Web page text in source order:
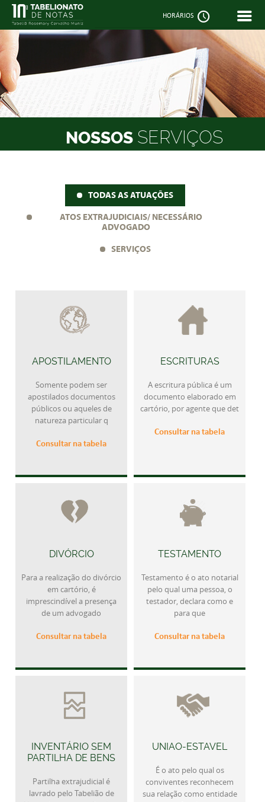
HORÁRIOS  
NOSSOS SERVIÇOS
TODAS AS ATUAÇÕES
ATOS EXTRAJUDICIAIS/ NECESSÁRIO
ADVOGADO
SERVIÇOS
APOSTILAMENTO
Somente podem ser
apostilados documentos
públicos ou aqueles de
natureza particular q
Consultar na tabela
ESCRITURAS
A escritura pública é um
documento elaborado em
cartório, por agente que det
Consultar na tabela
DIVÓRCIO
Para a realização do divórcio
em cartório, é
imprescindível a presença
de um advogado
Consultar na tabela
TESTAMENTO
Testamento é o ato notarial
pelo qual uma pessoa, o
testador, declara como e
para que
Consultar na tabela
INVENTÁRIO SEM
PARTILHA DE BENS
Partilha extrajudicial é
lavrado pelo Tabelião de
UNIAO-ESTAVEL
É o ato pelo qual os
conviventes reconhecem
sua relação como entidade